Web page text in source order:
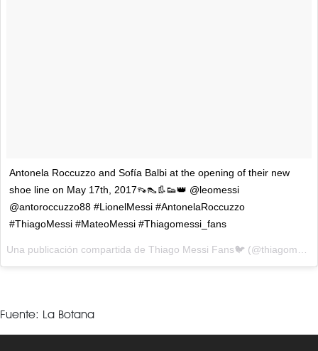
Antonela Roccuzzo and Sofía Balbi at the opening of their new
shoe line on May 17th, 2017👡👠👢👟👑 @leomessi
@antoroccuzzo88 #LionelMessi #AntonelaRoccuzzo
#ThiagoMessi #MateoMessi #Thiagomessi_fans
Fuente: La Botana